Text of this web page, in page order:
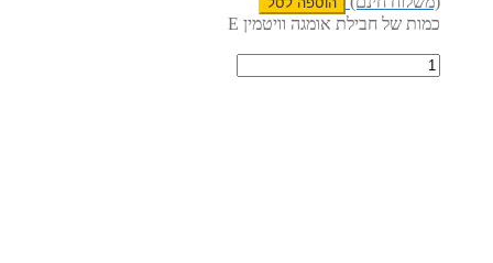
כמות של חבילת אומגה וויטמין E